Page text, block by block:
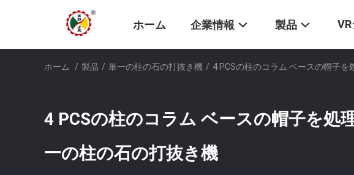
ホーム 企業情報 製品
ホーム / 製品 / 単一の柱の石の打抜き機 / 4 PCSの柱のコラム ベースの帽子
4 PCSの柱のコラム ベースの帽子を処
一の柱の石の打抜き機